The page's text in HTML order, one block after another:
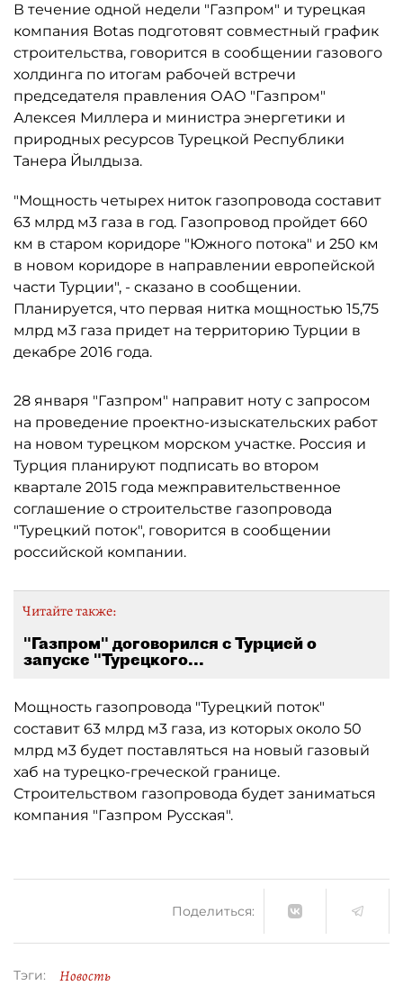
В течение одной недели "Газпром" и турецкая
компания Botas подготовят совместный график
строительства, говорится в сообщении газового
холдинга по итогам рабочей встречи
председателя правления ОАО "Газпром"
Алексея Миллера и министра энергетики и
природных ресурсов Турецкой Республики
Танера Йылдыза.
"Мощность четырех ниток газопровода составит
63 млрд м3 газа в год. Газопровод пройдет 660
км в старом коридоре "Южного потока" и 250 км
в новом коридоре в направлении европейской
части Турции", - сказано в сообщении.
Планируется, что первая нитка мощностью 15,75
млрд м3 газа придет на территорию Турции в
декабре 2016 года.
28 января "Газпром" направит ноту с запросом
на проведение проектно-изыскательских работ
на новом турецком морском участке. Россия и
Турция планируют подписать во втором
квартале 2015 года межправительственное
соглашение о строительстве газопровода
"Турецкий поток", говорится в сообщении
российской компании.
Читайте также:
"Газпром" договорился с Турцией о
запуске "Турецкого...
Мощность газопровода "Турецкий поток"
составит 63 млрд м3 газа, из которых около 50
млрд м3 будет поставляться на новый газовый
хаб на турецко-греческой границе.
Строительством газопровода будет заниматься
компания "Газпром Русская".
Поделиться:
Тэги: Новость